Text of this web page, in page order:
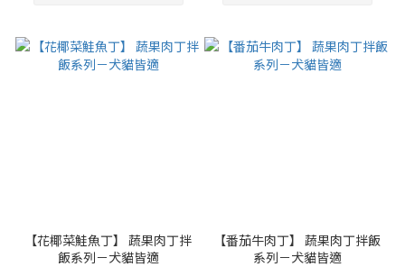
【花椰菜鮭魚丁】 蔬果肉丁拌
飯系列－犬貓皆適
【番茄牛肉丁】 蔬果肉丁拌飯
系列－犬貓皆適